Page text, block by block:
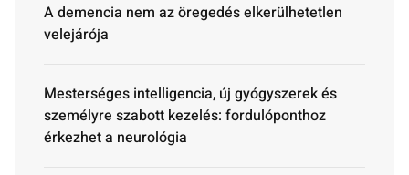
A demencia nem az öregedés elkerülhetetlen
velejárója
Mesterséges intelligencia, új gyógyszerek és
személyre szabott kezelés: fordulóponthoz
érkezhet a neurológia